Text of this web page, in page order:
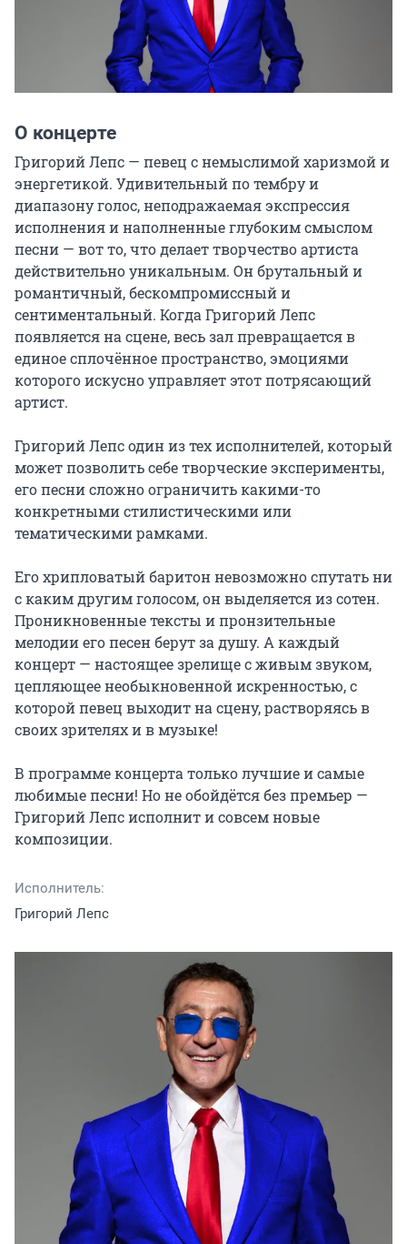
О концерте
Григорий Лепс — певец с немыслимой харизмой и
энергетикой. Удивительный по тембру и
диапазону голос, неподражаемая экспрессия
исполнения и наполненные глубоким смыслом
песни — вот то, что делает творчество артиста
действительно уникальным. Он брутальный и
романтичный, бескомпромиссный и
сентиментальный. Когда Григорий Лепс
появляется на сцене, весь зал превращается в
единое сплочённое пространство, эмоциями
которого искусно управляет этот потрясающий
артист.
Григорий Лепс один из тех исполнителей, который
может позволить себе творческие эксперименты,
его песни сложно ограничить какими-то
конкретными стилистическими или
тематическими рамками.
Его хрипловатый баритон невозможно спутать ни
с каким другим голосом, он выделяется из сотен.
Проникновенные тексты и пронзительные
мелодии его песен берут за душу. А каждый
концерт — настоящее зрелище с живым звуком,
цепляющее необыкновенной искренностью, с
которой певец выходит на сцену, растворяясь в
своих зрителях и в музыке!
В программе концерта только лучшие и самые
любимые песни! Но не обойдётся без премьер —
Григорий Лепс исполнит и совсем новые
композиции.
Исполнитель:
Григорий Лепс